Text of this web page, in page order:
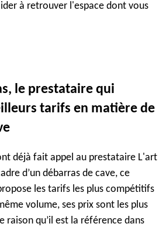
à retrouver l'espace dont vous
le prestataire qui
tarifs en matière de
déjà fait appel au prestataire L'art
d’un débarras de cave, ce
les tarifs les plus compétitifs
volume, ses prix sont les plus
raison qu’il est la référence dans